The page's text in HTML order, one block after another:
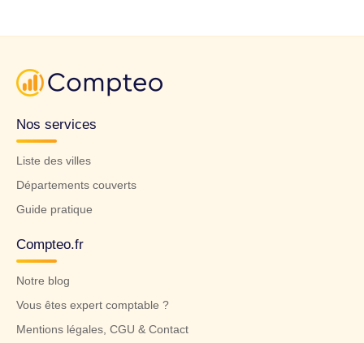
Nos services
Liste des villes
Départements couverts
Guide pratique
Compteo.fr
Notre blog
Vous êtes expert comptable ?
Mentions légales, CGU & Contact